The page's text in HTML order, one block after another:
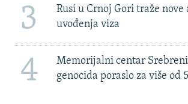
3
Rusi u Crnoj Gori traže nove
uvođenja viza
4
Memorijalni centar
genocida poraslo za više od